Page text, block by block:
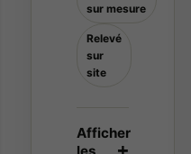
sur mesure
Relevé
sur
site